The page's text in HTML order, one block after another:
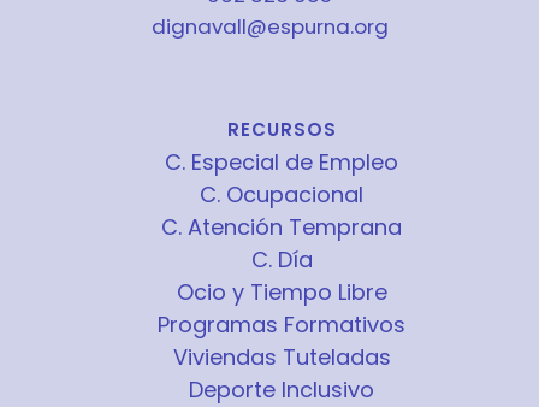
dignavall@espurna.org
RECURSOS
C. Especial de Empleo
C. Ocupacional
C. Atención Temprana
C. Día
Ocio y Tiempo Libre
Programas Formativos
Viviendas Tuteladas
Deporte Inclusivo